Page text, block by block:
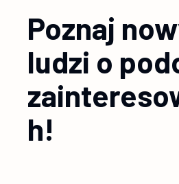
Poznaj
ludzi o
h!